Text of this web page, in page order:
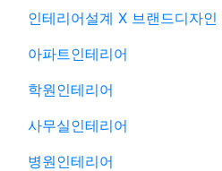
인테리어설계 X 브랜드디자인
아파트인테리어
학원인테리어
사무실인테리어
병원인테리어